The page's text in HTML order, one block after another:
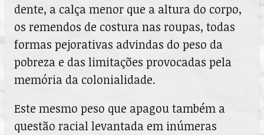
dente, a calça menor que a altura do corpo,
os remendos de costura nas roupas, todas
formas pejorativas advindas do peso da
pobreza e das limitações provocadas pela
memória da colonialidade.
Este mesmo peso que apagou também a
questão racial levantada em inúmeras